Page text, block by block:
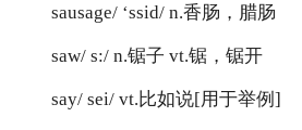
sausage/ ‘ssid/ n.香肠，腊肠
saw/ s:/ n.锯子 vt.锯，锯开
say/ sei/ vt.比如说[用于举例]